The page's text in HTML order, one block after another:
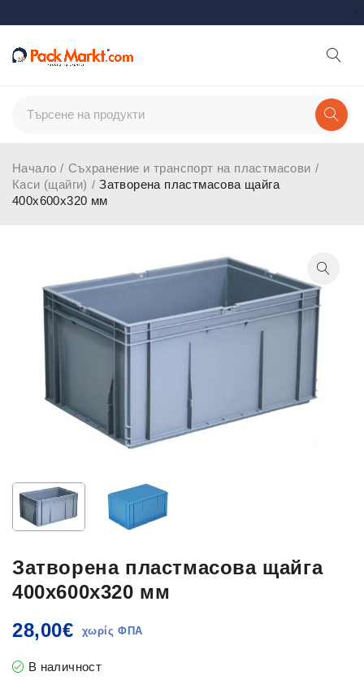
Начало / Съхранение и транспорт на пластмасови /
Каси (щайги) / Затворена пластмасова щайга
400x600x320 мм
Затворена пластмасова щайга
400x600x320 мм
28,00€
В наличност